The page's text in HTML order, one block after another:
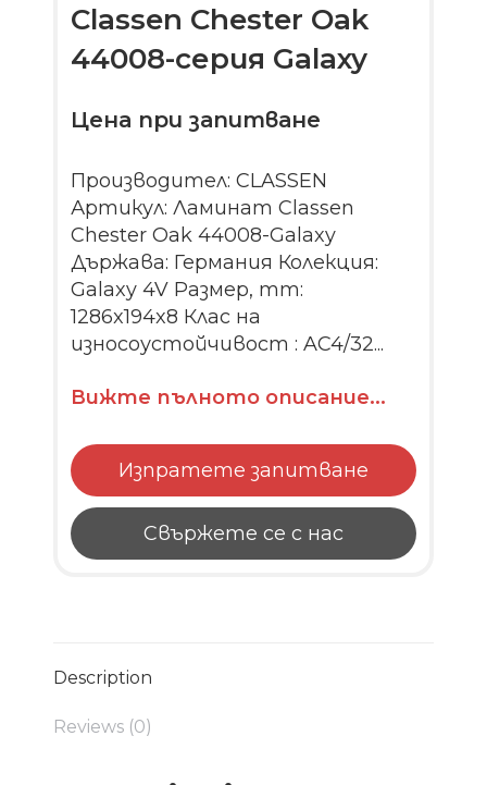
Classen Chester Oak
44008-серия Galaxy
Цена при запитване
Производител: CLASSEN
Артикул: Ламинат Classen
Chester Oak 44008-Galaxy
Държава: Германия Колекция:
Galaxy 4V Размер, mm:
1286x194x8 Клас на
износоустойчивост : AC4/32...
Вижте пълното описание...
Изпратете запитване
Свържете се с нас
Description
Reviews (0)